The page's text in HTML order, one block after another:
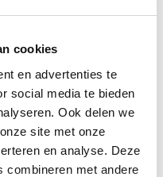
cookies
en advertenties te
social media te bieden
Ook delen we
site met onze
en analyse. Deze
combineren met andere